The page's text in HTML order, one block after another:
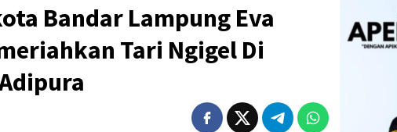
Bandar Lampung Eva
Tari Ngigel Di